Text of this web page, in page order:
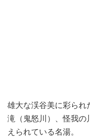
雄大な渓谷美に彩られ
滝（鬼怒川）、怪我の
えられている名湯。